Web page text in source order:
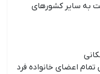
به سایر کشورهای
تمام اعضای خانواده فرد